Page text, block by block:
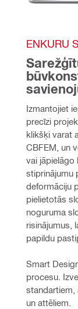
ENKURU
Izmantojiet
precīzi
klikšķi varat
CBFEM, un
vai jāpielāgo
stiprinājumu
deformāciju
pielietotās
noguruma
risinājumus,
papildu
Smart
procesu.
standartiem,
un attēliem.